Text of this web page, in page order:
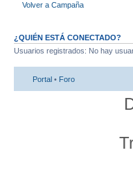
Volver a Campaña
¿QUIÉN ESTÁ CONECTADO?
Usuarios registrados: No hay
Portal • Foro